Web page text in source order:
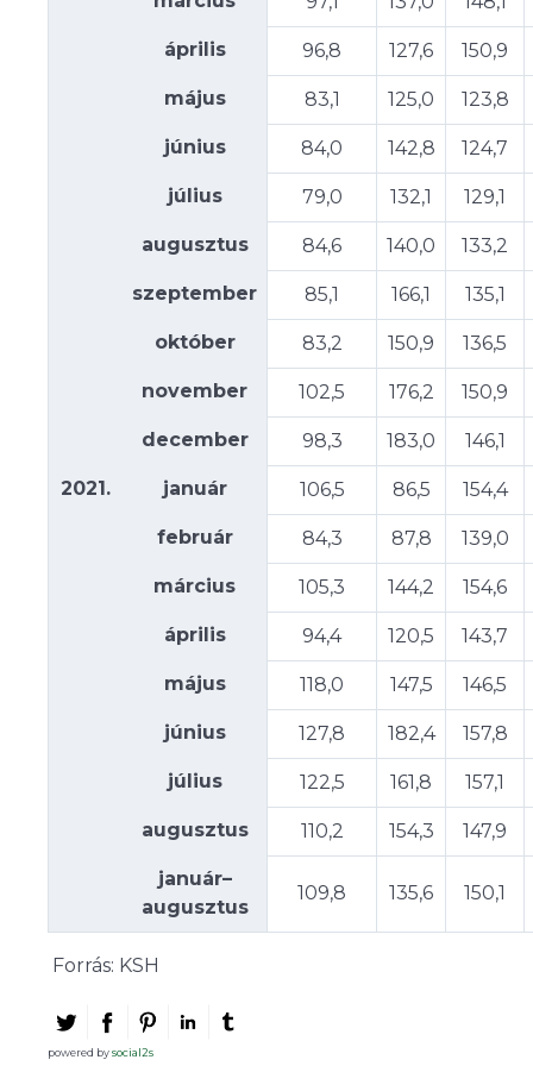
április 96,8 127,6 150,9
május 83,1 125,0 123,8
június 84,0 142,8 124,7
július 79,0 132,1 129,1
augusztus 84,6 140,0 133,2
szeptember 85,1 166,1 135,1
október 83,2 150,9 136,5
november 102,5 176,2 150,9
december 98,3 183,0 146,1
2021. január 106,5 86,5 154,4
február 84,3 87,8 139,0
március 105,3 144,2 154,6
április 94,4 120,5 143,7
május 118,0 147,5 146,5
június 127,8 182,4 157,8
július 122,5 161,8 157,1
augusztus 110,2 154,3 147,9
január–
augusztus
109,8 135,6 150,1
Forrás: KSH
powered bysocial2s